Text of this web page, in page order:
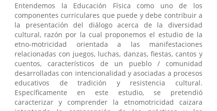
Entendemos la Educación Física como uno de los
componentes curriculares que puede y debe contribuir a
la presentación del diálogo acerca de la diversidad
cultural, razón por la cual proponemos el estudio de la
etno-motricidad orientada a las manifestaciones
relacionadas con juegos, luchas, danzas, fiestas, cantos y
cuentos, característicos de un pueblo / comunidad
desarrolladas con intencionalidad y asociadas a procesos
educativos de tradición y resistencia cultural.
Específicamente en este estudio, se pretendió
caracterizar y comprender la etnomotricidad caizara